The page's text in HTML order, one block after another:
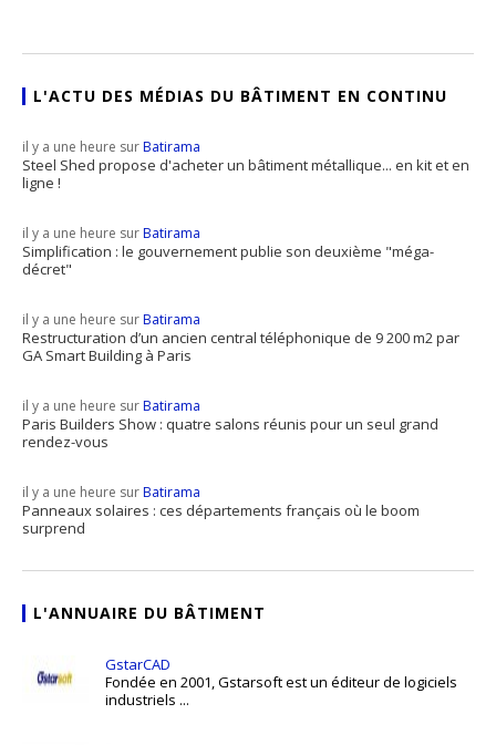
L'ACTU DES MÉDIAS DU BÂTIMENT EN CONTINU
il y a une heure surBatirama
Steel Shed propose d'acheter un bâtiment métallique... en kit et en
ligne !
il y a une heure surBatirama
Simplification : le gouvernement publie son deuxième "méga-
décret"
il y a une heure surBatirama
Restructuration d’un ancien central téléphonique de 9 200 m2 par
GA Smart Building à Paris
il y a une heure surBatirama
Paris Builders Show : quatre salons réunis pour un seul grand
rendez-vous
il y a une heure surBatirama
Panneaux solaires : ces départements français où le boom
surprend
L'ANNUAIRE DU BÂTIMENT
GstarCAD
Fondée en 2001, Gstarsoft est un éditeur de logiciels
industriels ...